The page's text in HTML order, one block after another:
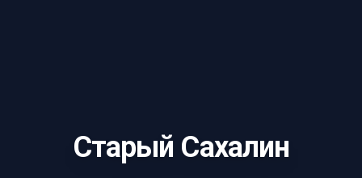
Старый Сахалин